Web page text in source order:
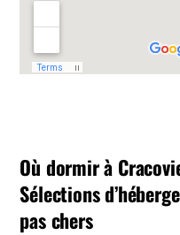
Où dormir à
Sélections
pas chers